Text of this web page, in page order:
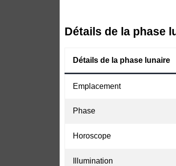
Détails de la phase
Détails de la phase lunaire
Emplacement
Phase
Horoscope
Illumination